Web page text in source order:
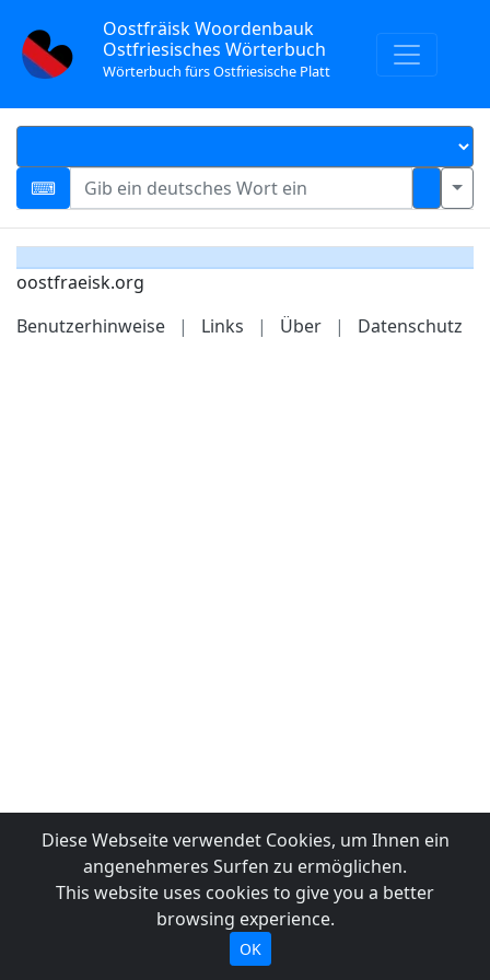
Oostfräisk Woordenbauk
Ostfriesisches Wörterbuch
Wörterbuch fürs Ostfriesische Platt
oostfraeisk.org
Benutzerhinweise
| Links | Über | Datenschutz
Diese Webseite verwendet Cookies, um Ihnen ein
angenehmeres Surfen zu ermöglichen.
This website uses cookies to give you a better
browsing experience.
OK